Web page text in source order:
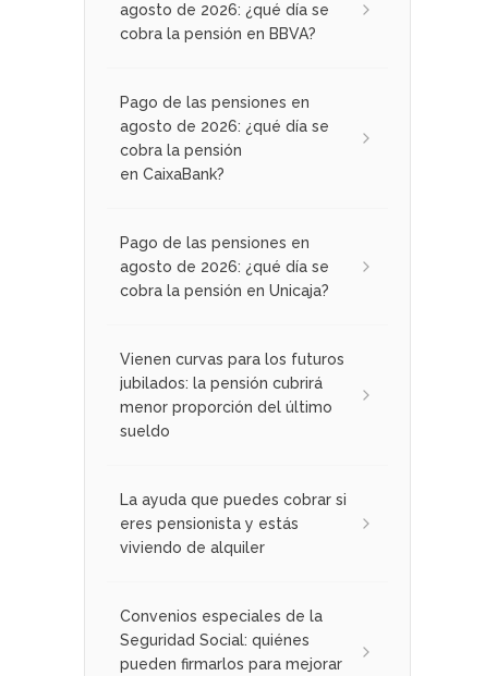
agosto de 2026: ¿qué día se
cobra la pensión en BBVA?
Pago de las pensiones en
agosto de 2026: ¿qué día se
cobra la pensión
en CaixaBank?
Pago de las pensiones en
agosto de 2026: ¿qué día se
cobra la pensión en Unicaja?
Vienen curvas para los futuros
jubilados: la pensión cubrirá
menor proporción del último
sueldo
La ayuda que puedes cobrar si
eres pensionista y estás
viviendo de alquiler
Convenios especiales de la
Seguridad Social: quiénes
pueden firmarlos para mejorar